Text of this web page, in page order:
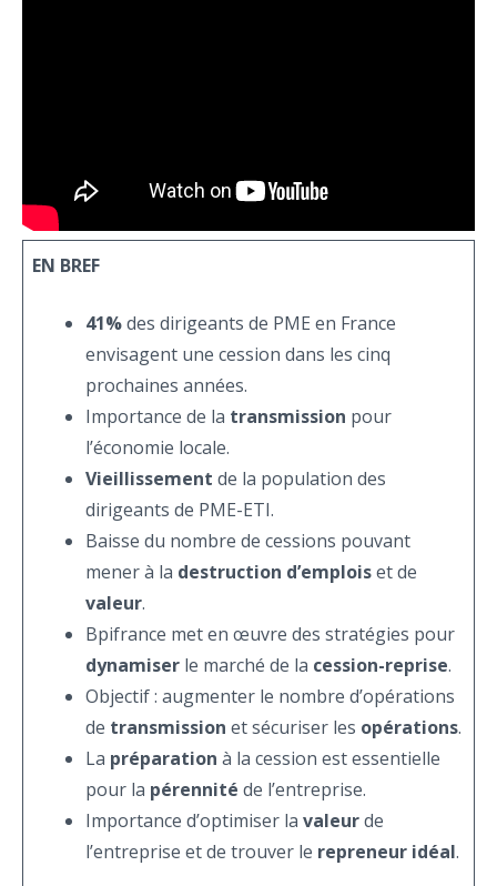
EN BREF
41%des dirigeants de PME en France
envisagent une cession dans les cinq
prochaines années.
Importance de la transmission pour
l’économie locale.
Vieillissement de la population des
dirigeants de PME-ETI.
Baisse du nombre de cessions pouvant
mener à la destruction d’emploiset de
valeur.
Bpifrance met en œuvre des stratégies pour
dynamiser le marché de la cession-reprise.
Objectif : augmenter le nombre d’opérations
de transmission et sécuriser les opérations.
La préparation à la cession est essentielle
pour la pérennité de l’entreprise.
Importance d’optimiser la valeurde
l’entreprise et de trouver le repreneur idéal.